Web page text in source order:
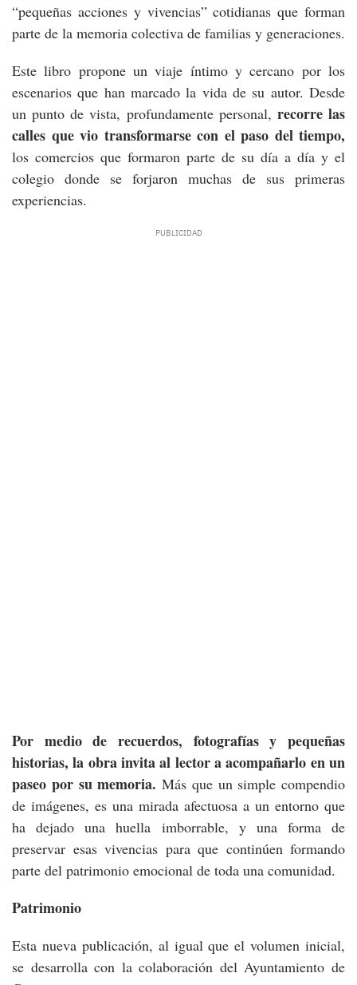
“pequeñas acciones y vivencias” cotidianas que forman
parte de la memoria colectiva de familias y generaciones.
Este libro propone un viaje íntimo y cercano por los
escenarios que han marcado la vida de su autor. Desde
un punto de vista, profundamente personal, recorre las
calles que vio transformarse con el paso del tiempo,
los comercios que formaron parte de su día a día y el
colegio donde se forjaron muchas de sus primeras
experiencias.
Por medio de recuerdos, fotografías y pequeñas
historias, la obra invita al lector a acompañarlo en un
paseo por su memoria. Más que un simple compendio
de imágenes, es una mirada afectuosa a un entorno que
ha dejado una huella imborrable, y una forma de
preservar esas vivencias para que continúen formando
parte del patrimonio emocional de toda una comunidad.
Patrimonio
Esta nueva publicación, al igual que el volumen inicial,
se desarrolla con la colaboración del Ayuntamiento de